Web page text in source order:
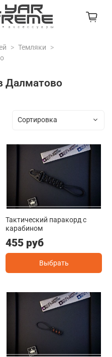
Темляки
Далматово
Тактический паракорд с
карабином
455 руб
Выбрать